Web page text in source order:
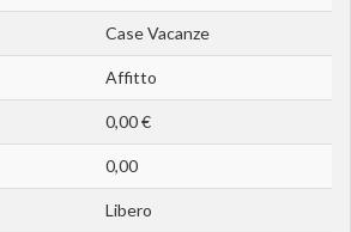
Case Vacanze
Affitto
0,00 €
0,00
Libero